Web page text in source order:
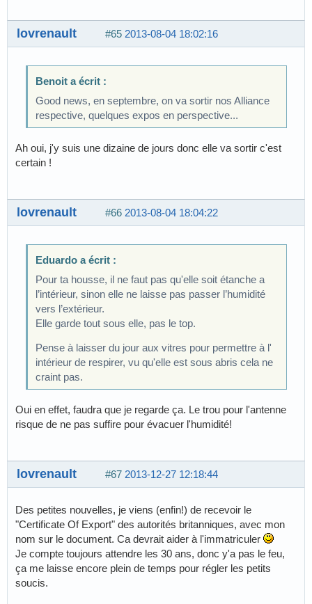
#65 2013-08-04 18:02:16
lovrenault
Benoit a écrit :
Good news, en septembre, on va sortir nos Alliance
respective, quelques expos en perspective...
Ah oui, j'y suis une dizaine de jours donc elle va sortir c'est
certain !
#66 2013-08-04 18:04:22
lovrenault
Eduardo a écrit :
Pour ta housse, il ne faut pas qu'elle soit étanche a
l’intérieur, sinon elle ne laisse pas passer l’humidité
vers l’extérieur.
Elle garde tout sous elle, pas le top.
Pense à laisser du jour aux vitres pour permettre à l'
intérieur de respirer, vu qu'elle est sous abris cela ne
craint pas.
Oui en effet, faudra que je regarde ça. Le trou pour l'antenne
risque de ne pas suffire pour évacuer l'humidité!
#67 2013-12-27 12:18:44
lovrenault
Des petites nouvelles, je viens (enfin!) de recevoir le
"Certificate Of Export" des autorités britanniques, avec mon
nom sur le document. Ca devrait aider à l'immatriculer
Je compte toujours attendre les 30 ans, donc y'a pas le feu,
ça me laisse encore plein de temps pour régler les petits
soucis.